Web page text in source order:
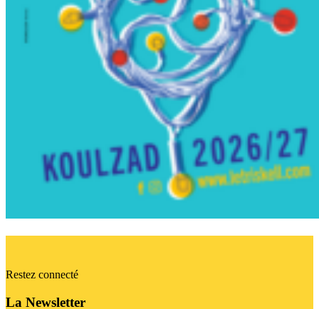
Restez connecté
La Newsletter